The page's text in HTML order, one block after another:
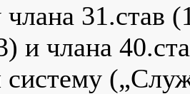
31.став
и члана
систему